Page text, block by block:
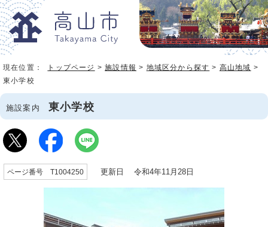
現在位置： トップページ >施設情報 > 地域区分から探す > 高山地域 >
東小学校
施設案内 東小学校
ページ番号 T1004250 更新日 令和4年11月28日